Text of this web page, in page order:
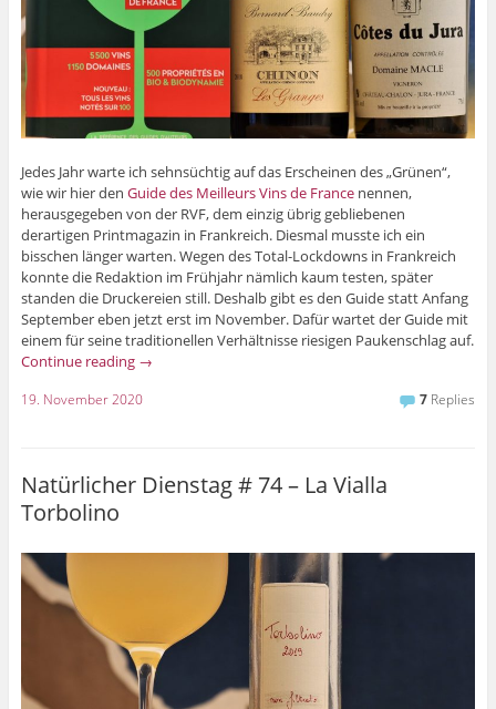
Jedes Jahr warte ich sehnsüchtig auf das Erscheinen des „Grünen“,
wie wir hier den Guide des Meilleurs Vins de Francenennen,
herausgegeben von der RVF, dem einzig übrig gebliebenen
derartigen Printmagazin in Frankreich. Diesmal musste ich ein
bisschen länger warten. Wegen des Total-Lockdowns in Frankreich
konnte die Redaktion im Frühjahr nämlich kaum testen, später
standen die Druckereien still. Deshalb gibt es den Guide statt Anfang
September eben jetzt erst im November. Dafür wartet der Guide mit
einem für seine traditionellen Verhältnisse riesigen Paukenschlag auf.
Continue reading →
19. November 2020 7 Replies
Natürlicher Dienstag # 74 – La Vialla
Torbolino